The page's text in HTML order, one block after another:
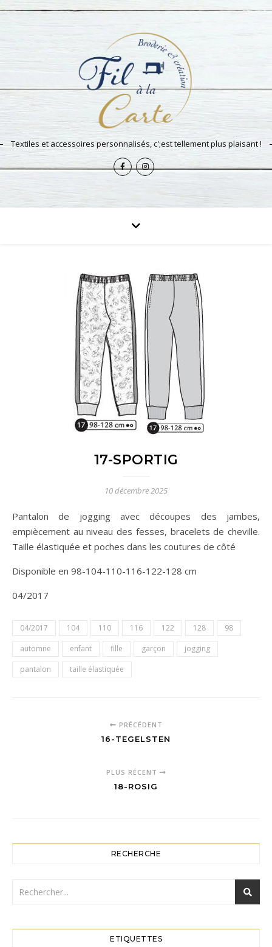
Textiles et accessoires personnalisés, c';est tellement plus plaisant !
17-SPORTIG
10 décembre 2025
Pantalon de jogging avec découpes des jambes,
empiècement au niveau des fesses, bracelets de cheville.
Taille élastiquée et poches dans les coutures de côté
Disponible en 98-104-110-116-122-128 cm
04/2017
04/2017 104 110 116 122 128
98
automne
enfant fille garçon
jogging
pantalon
taille élastiquée
PRÉCÉDENT
16-TEGELSTEN
PLUS RÉCENT
18-ROSIG
RECHERCHE
ETIQUETTES